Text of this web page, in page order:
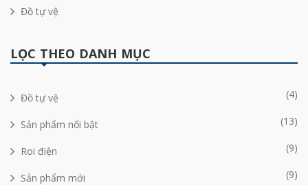
Đồ tự vệ
LỌC THEO DANH MỤC
Đồ tự vệ (4)
Sản phẩm nổi bật (13)
Roi điện (9)
Sản phẩm mới (9)